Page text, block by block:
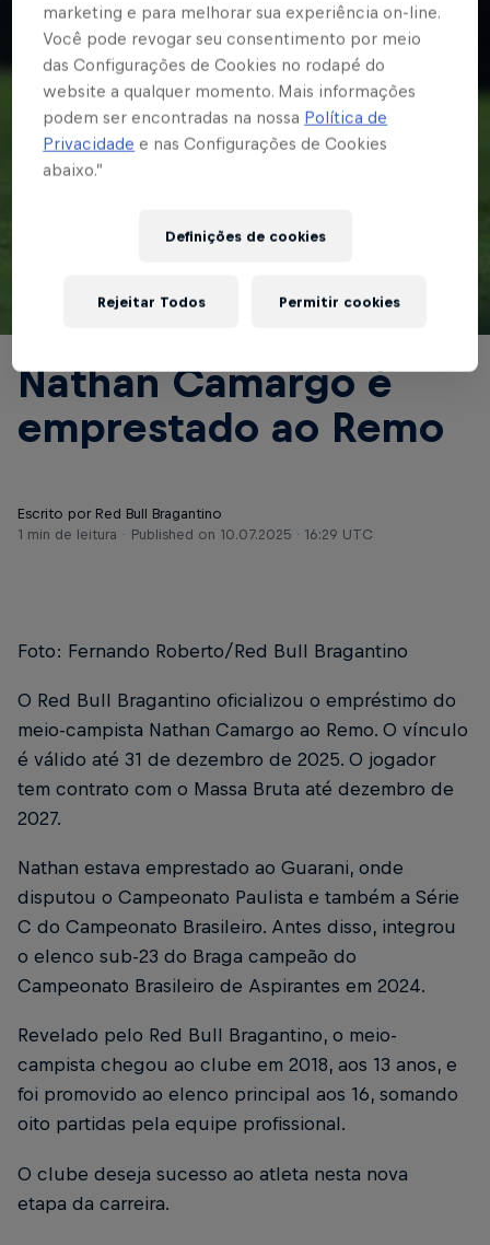
Nathan Camargo é
emprestado ao Remo
Escrito por Red Bull Bragantino
1 min de leitura
Published on 10.07.2025 · 16:29 UTC
Foto: Fernando Roberto/Red Bull Bragantino
O Red Bull Bragantino oficializou o empréstimo do
meio-campista Nathan Camargo ao Remo. O vínculo
é válido até 31 de dezembro de 2025. O jogador
tem contrato com o Massa Bruta até dezembro de
2027.
Nathan estava emprestado ao Guarani, onde
disputou o Campeonato Paulista e também a Série
C do Campeonato Brasileiro. Antes disso, integrou
o elenco sub-23 do Braga campeão do
Campeonato Brasileiro de Aspirantes em 2024.
Revelado pelo Red Bull Bragantino, o meio-
campista chegou ao clube em 2018, aos 13 anos, e
foi promovido ao elenco principal aos 16, somando
oito partidas pela equipe profissional.
O clube deseja sucesso ao atleta nesta nova
etapa da carreira.
marketing e para melhorar sua experiência on-line.
Você pode revogar seu consentimento por meio
das Configurações de Cookies no rodapé do
website a qualquer momento. Mais informações
podem ser encontradas na nossa Política de
Privacidade e nas Configurações de Cookies
abaixo.”
Definições de cookies
Rejeitar Todos Permitir cookies